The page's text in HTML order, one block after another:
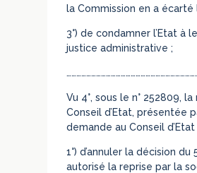
la Commission en a écarté
3°) de condamner l’Etat à
justice administrative ;
Vu 4°, sous le n° 252809,
Conseil d’Etat, présentée
demande au Conseil d’Etat
1°) d’annuler la décision
autorisé la reprise par la